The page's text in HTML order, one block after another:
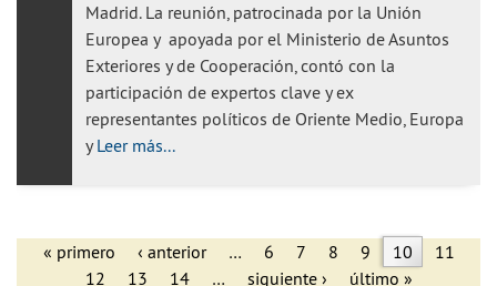
Madrid. La reunión, patrocinada por la Unión
Europea y apoyada por el Ministerio de Asuntos
Exteriores y de Cooperación, contó con la
participación de expertos clave y ex
representantes políticos de Oriente Medio, Europa
yLeer más...
« primero ‹ anterior … 6 7 8 9 10
11
12
13 14 … siguiente › último »